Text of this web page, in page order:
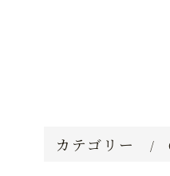
カテゴリー